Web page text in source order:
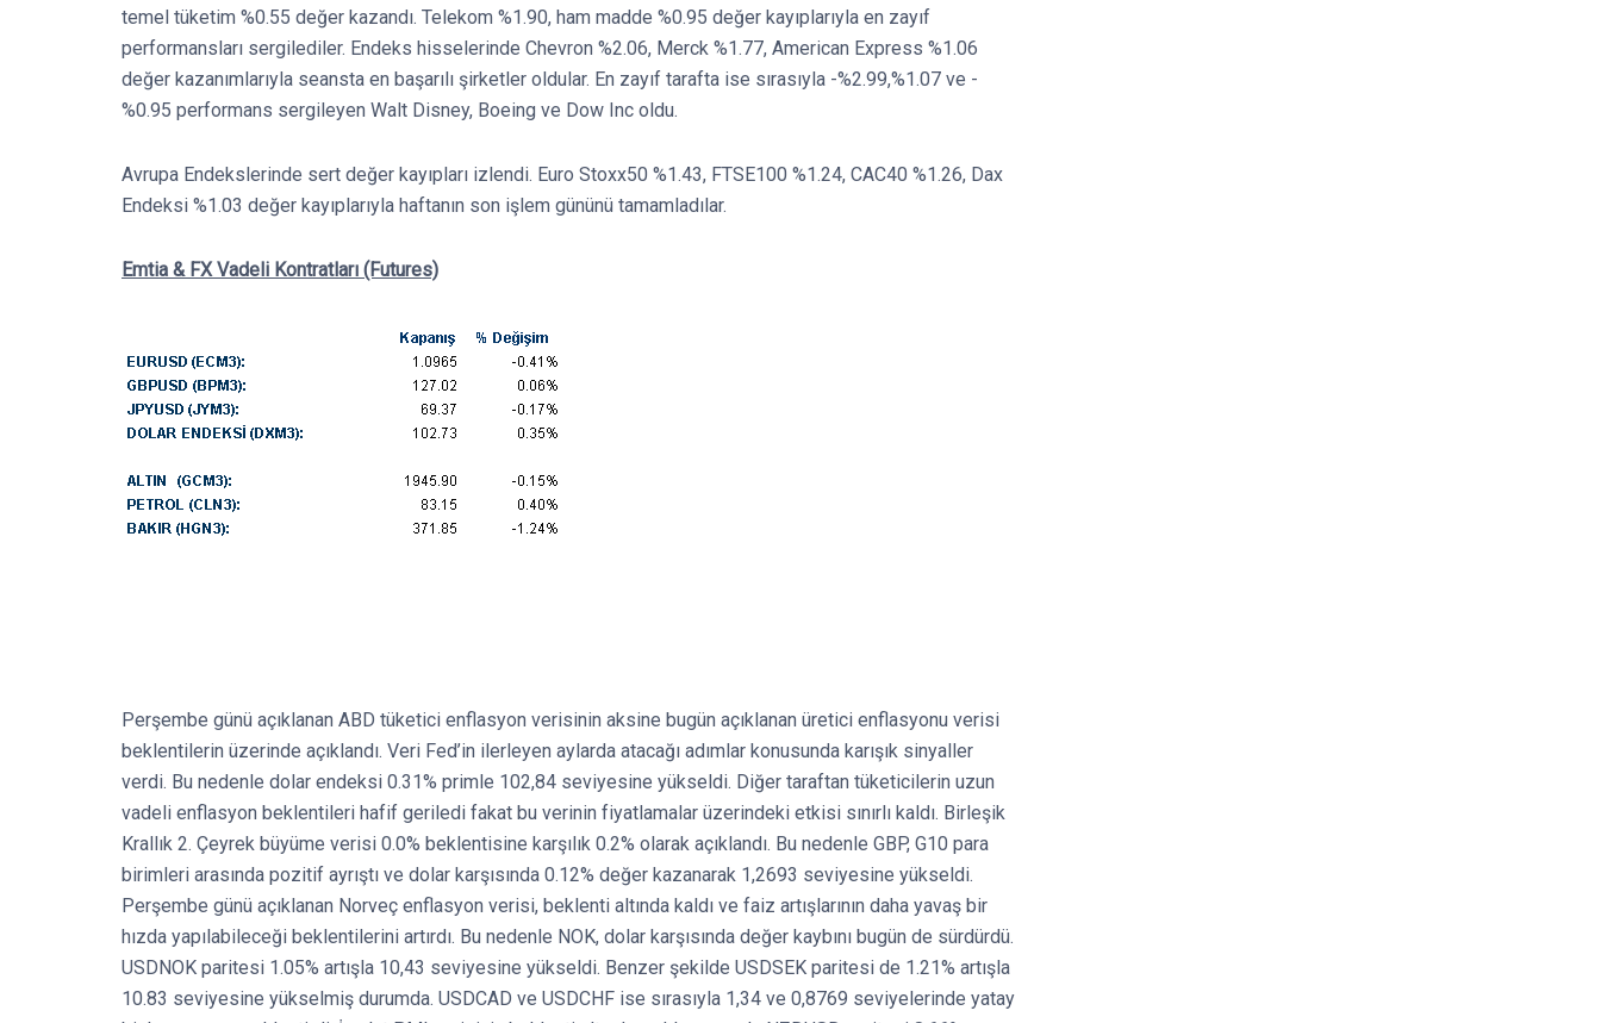
temel tüketim %0.55 değer kazandı. Telekom %1.90, ham madde %0.95 değer kayıplarıyla en zayıf
performansları sergilediler. Endeks hisselerinde Chevron %2.06, Merck %1.77, American Express %1.06
değer kazanımlarıyla seansta en başarılı şirketler oldular. En zayıf tarafta ise sırasıyla -%2.99,%1.07 ve -
%0.95 performans sergileyen Walt Disney, Boeing ve Dow Inc oldu.
Avrupa Endekslerinde sert değer kayıpları izlendi. Euro Stoxx50 %1.43, FTSE100 %1.24, CAC40 %1.26, Dax
Endeksi %1.03 değer kayıplarıyla haftanın son işlem gününü tamamladılar.
Emtia & FX Vadeli Kontratları (Futures)
Perşembe günü açıklanan ABD tüketici enflasyon verisinin aksine bugün açıklanan üretici enflasyonu verisi
beklentilerin üzerinde açıklandı. Veri Fed’in ilerleyen aylarda atacağı adımlar konusunda karışık sinyaller
verdi. Bu nedenle dolar endeksi 0.31% primle 102,84 seviyesine yükseldi. Diğer taraftan tüketicilerin uzun
vadeli enflasyon beklentileri hafif geriledi fakat bu verinin fiyatlamalar üzerindeki etkisi sınırlı kaldı. Birleşik
Krallık 2. Çeyrek büyüme verisi 0.0% beklentisine karşılık 0.2% olarak açıklandı. Bu nedenle GBP, G10 para
birimleri arasında pozitif ayrıştı ve dolar karşısında 0.12% değer kazanarak 1,2693 seviyesine yükseldi.
Perşembe günü açıklanan Norveç enflasyon verisi, beklenti altında kaldı ve faiz artışlarının daha yavaş bir
hızda yapılabileceği beklentilerini artırdı. Bu nedenle NOK, dolar karşısında değer kaybını bugün de sürdürdü.
USDNOK paritesi 1.05% artışla 10,43 seviyesine yükseldi. Benzer şekilde USDSEK paritesi de 1.21% artışla
10.83 seviyesine yükselmiş durumda. USDCAD ve USDCHF ise sırasıyla 1,34 ve 0,8769 seviyelerinde yatay